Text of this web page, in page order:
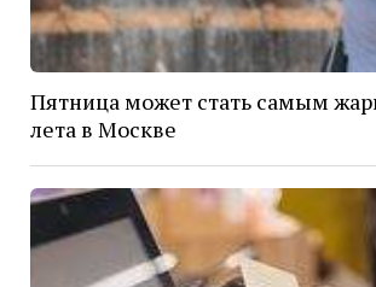
Пятница может стать самым
лета в Москве